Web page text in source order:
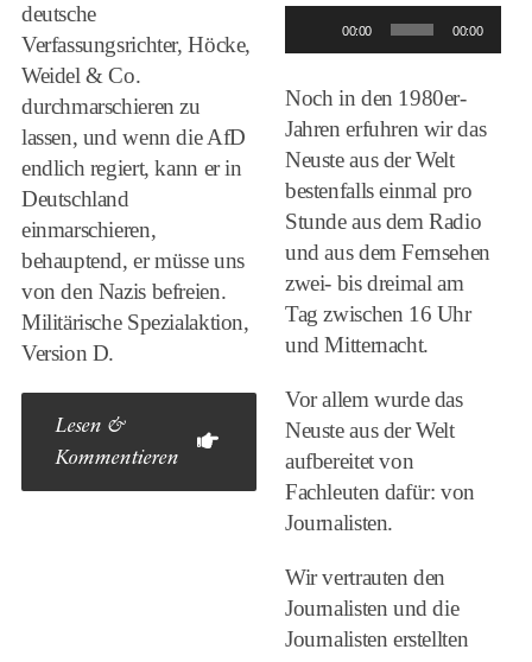
deutsche
Verfassungsrichter, Höcke,
Weidel & Co.
durchmarschieren zu
lassen, und wenn die AfD
endlich regiert, kann er in
Deutschland
einmarschieren,
behauptend, er müsse uns
von den Nazis befreien.
Militärische Spezialaktion,
Version D.
Lesen &
Kommentieren
Player
00:00 00:00
Noch in den 1980er-
Jahren erfuhren wir das
Neuste aus der Welt
bestenfalls einmal pro
Stunde aus dem Radio
und aus dem Fernsehen
zwei- bis dreimal am
Tag zwischen 16 Uhr
und Mitternacht.
Vor allem wurde das
Neuste aus der Welt
aufbereitet von
Fachleuten dafür: von
Journalisten.
Wir vertrauten den
Journalisten und die
Journalisten erstellten